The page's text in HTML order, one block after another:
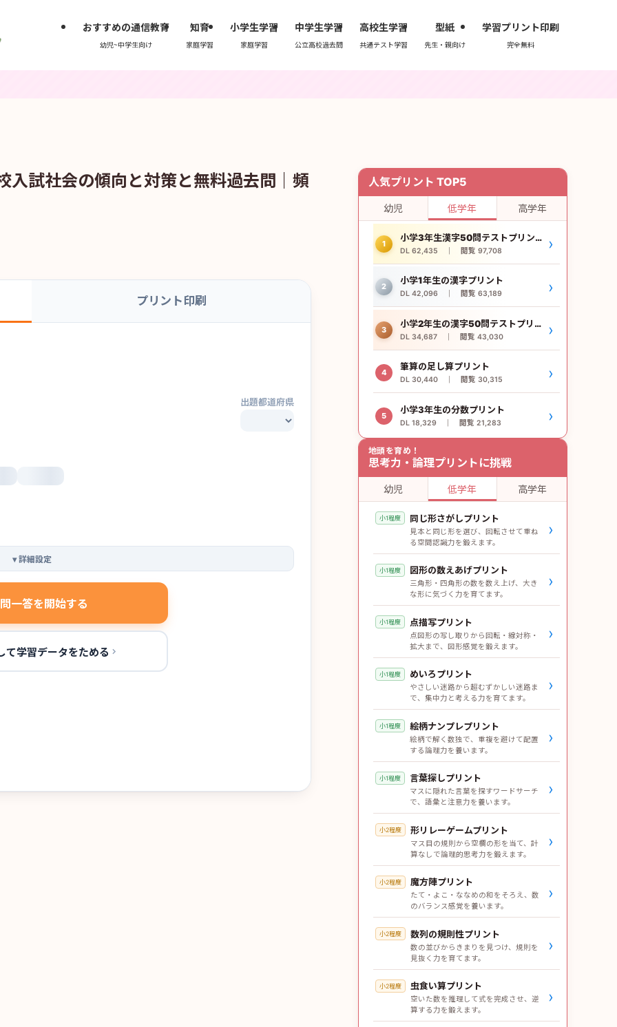
おすすめの通信教育
幼児~中学生向け
知育
家庭学習
小学生学習
家庭学習
中学生学習
公立高校過去問
高校生学習
共通テスト学習
型紙
先生・親向け
学習プリント印刷
完全無料
入試社会の傾向と対策と無料過去問｜頻
プリント印刷
出題都道府県
▾詳細設定
一答を開始する
て学習データをためる
人気プリント TOP5
幼児 低学年 高学年
1
小学3年生漢字50問テストプリント
DL 62,435 ｜ 閲覧 97,708 ›
2
小学1年生の漢字プリント
DL 42,096 ｜ 閲覧 63,189 ›
3
小学2年生の漢字50問テストプリント
DL 34,687 ｜ 閲覧 43,030 ›
4
筆算の足し算プリント
DL 30,440 ｜ 閲覧 30,315 ›
5
小学3年生の分数プリント
DL 18,329 ｜ 閲覧 21,283 ›
地頭を育め！
思考力・論理プリントに挑戦
幼児 低学年 高学年
小1程度 同じ形さがしプリント
見本と同じ形を選び、回転させて重ね
る空間認識力を鍛えます。
›
小1程度 図形の数えあげプリント
三角形・四角形の数を数え上げ、大き
な形に気づく力を育てます。
›
小1程度 点描写プリント
点図形の写し取りから回転・線対称・
拡大まで、図形感覚を鍛えます。
›
小1程度 めいろプリント
やさしい迷路から超むずかしい迷路ま
で、集中力と考える力を育てます。
›
小1程度 絵柄ナンプレプリント
絵柄で解く数独で、重複を避けて配置
する論理力を養います。
›
小1程度 言葉探しプリント
マスに隠れた言葉を探すワードサーチ
で、語彙と注意力を養います。
›
小2程度 形リレーゲームプリント
マス目の規則から空欄の形を当て、計
算なしで論理的思考力を鍛えます。
›
小2程度 魔方陣プリント
たて・よこ・ななめの和をそろえ、数
のバランス感覚を養います。
›
小2程度 数列の規則性プリント
数の並びからきまりを見つけ、規則を
見抜く力を育てます。
›
小2程度 虫食い算プリント
空いた数を推理して式を完成させ、逆
算する力を鍛えます。
›